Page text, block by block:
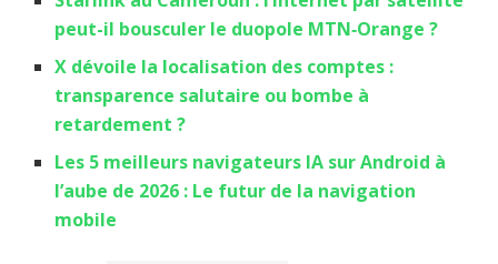
peut-il bousculer le duopole MTN‑Orange ?
X dévoile la localisation des comptes :
transparence salutaire ou bombe à
retardement ?
Les 5 meilleurs navigateurs IA sur Android à
l’aube de 2026 : Le futur de la navigation
mobile